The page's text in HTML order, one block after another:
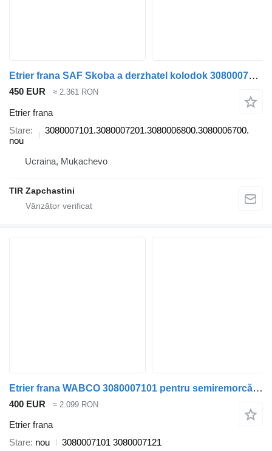
Etrier frana SAF Skoba a derzhatel kolodok 3080007101.3080007201.3080006800.3080006700. pentru semiremorcă SAF
450 EUR ≈ 2.361 RON
Etrier frana
Stare
nou
3080007101.3080007201.3080006800.3080006700.
Ucraina, Mukachevo
TIR Zapchastini
Etrier frana WABCO 3080007101 pentru semiremorcă SAF
400 EUR ≈ 2.099 RON
Etrier frana
Stare nou
3080007101 3080007121